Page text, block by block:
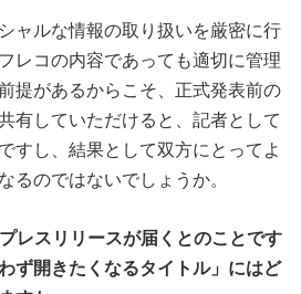
ャルな情報の取り扱いを厳密に行
レコの内容であっても適切に管理
提があるからこそ、正式発表前の
有していただけると、記者として
すし、結果として双方にとってよ
るのではないでしょうか。
レスリリースが届くとのことです
ず開きたくなるタイトル」にはど